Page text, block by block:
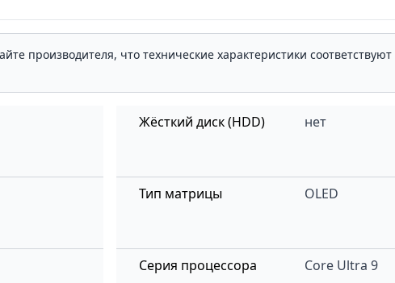
производителя, что технические характеристики
Жёсткий диск (HDD) нет
Тип матрицы OLED
Серия процессора Core Ultra 9